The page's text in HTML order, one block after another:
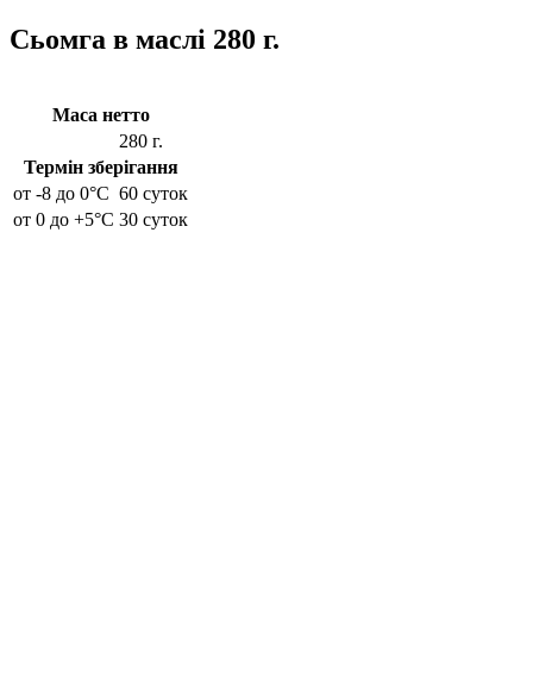
Сьомга в маслі 280 г.
Маса нетто
280 г.
Термін зберігання
от -8 до 0°C 60 суток
от 0 до +5°C 30 суток